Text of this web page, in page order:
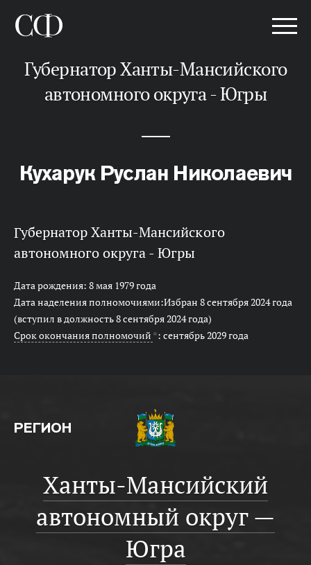
Губернатор Ханты-Мансийского
автономного округа - Югры
Кухарук Руслан Николаевич
Губернатор Ханты-Мансийского
автономного округа - Югры
Дата рождения: 8 мая 1979 года
Дата наделения полномочиями:Избран 8 сентября 2024 года
(вступил в должность 8 сентября 2024 года)
Срок окончания полномочий *: сентябрь 2029 года
РЕГИОН
Ханты-Мансийский
автономный округ —
Югра